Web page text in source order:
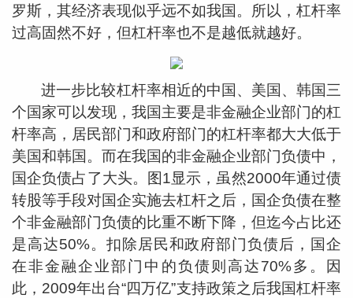
罗斯，其经济表现似乎远不如我国。所以，杠杆率
过高固然不好，但杠杆率也不是越低就越好。
进一步比较杠杆率相近的中国、美国、韩国三
个国家可以发现，我国主要是非金融企业部门的杠
杆率高，居民部门和政府部门的杠杆率都大大低于
美国和韩国。而在我国的非金融企业部门负债中，
国企负债占了大头。图1显示，虽然2000年通过债
转股等手段对国企实施去杠杆之后，国企负债在整
个非金融部门负债的比重不断下降，但迄今占比还
是高达50%。扣除居民和政府部门负债后，国企
在非金融企业部门中的负债则高达70%多。因
此，2009年出台“四万亿”支持政策之后我国杠杆率